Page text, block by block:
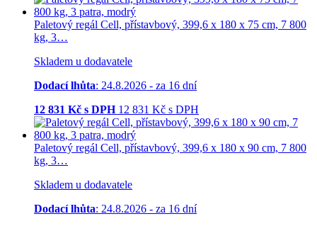
Paletový regál Cell, přístavbový, 399,6 x 180 x 75 cm, 7 800
kg, 3…
Skladem u dodavatele
Dodací lhůta: 24.8.2026 - za 16 dní
12 831 Kč s DPH 12 831 Kč s DPH
Paletový regál Cell, přístavbový, 399,6 x 180 x 90 cm, 7 800
kg, 3…
Skladem u dodavatele
Dodací lhůta: 24.8.2026 - za 16 dní